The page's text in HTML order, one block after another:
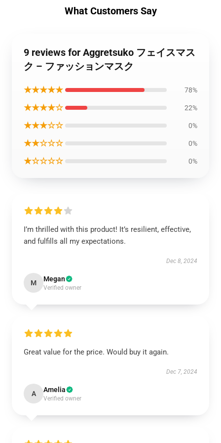
What Customers Say
9 reviews for Aggretsuko フェイスマス
ク – ファッションマスク
★★★★★ 78%
★★★★☆ 22%
★★★☆☆ 0%
★★☆☆☆ 0%
★☆☆☆☆ 0%
I’m thrilled with this product! It’s resilient, effective,
and fulfills all my expectations.
Dec 8, 2024
M Megan
Verified owner
Great value for the price. Would buy it again.
Dec 7, 2024
A Amelia
Verified owner